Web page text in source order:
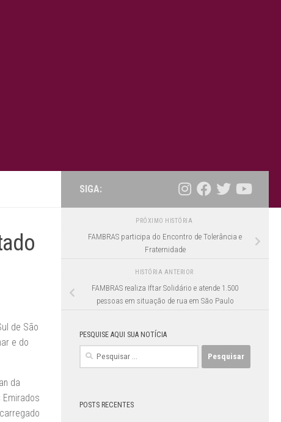
de São
e do
da
Emirados
SIGA:
PRÓXIMO HISTÓRIA
FAMBRAS participa do Encontro de Tolerância e
Fraternidade
HISTÓRIA ANTERIOR
FAMBRAS realiza Iftar Solidário e atende 1.500
pessoas em situação de rua em São Paulo
PESQUISE AQUI SUA NOTÍCIA
Pesquisar
POSTS RECENTES